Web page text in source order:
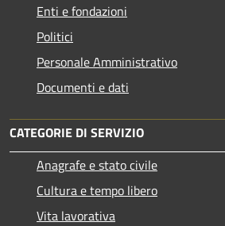
Enti e fondazioni
Politici
Personale Amministrativo
Documenti e dati
CATEGORIE DI SERVIZIO
Anagrafe e stato civile
Cultura e tempo libero
Vita lavorativa